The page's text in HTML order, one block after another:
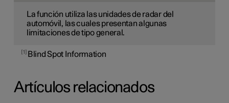
La función utiliza las unidades de radar del
automóvil, las cuales presentan algunas
limitaciones de tipo general.
1 Blind Spot Information
Artículos relacionados